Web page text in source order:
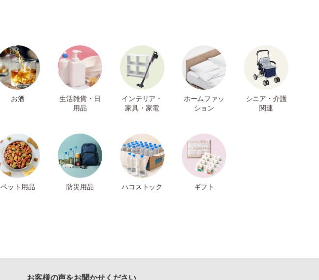
お酒
生活雑貨・日
用品
インテリア・
家具・家電
ホームファッ
ション
シニア・介護
関連
ペット用品 防災用品 ハコストック ギフト
お客様の声をお聞かせください